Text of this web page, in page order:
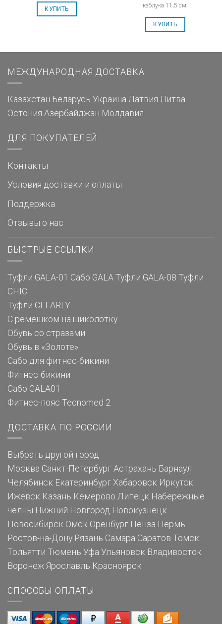
КУПИТЬ
каблука 11,5 см.
КУПИТЬ
МЕЖДУНАРОДНАЯ ДОСТАВКА
Казахстан Беларусь Украина Латвия Литва
Эстония Азербайджан Молдавия
ДЛЯ ПОКУПАТЕЛЕЙ
Контакты
Условия доставки и оплаты
Поддержка
Отзывы о нас
БЫСТРЫЕ ССЫЛКИ
Туфли GALA-01 Сабо GALA Туфли GALA-08 Туфли
CHIC
Туфли CLEARLY
С ремешком на щиколотку
Обувь со стразами
Обувь в «Золоте»
Сабо для фитнес-бикини
Фитнес-бикини
Сабо GALA01
Фитнес-пояс Tecnomed 2
ДОСТАВКА ПО РОССИИ
Выбрать другой город
Москва Санкт-Петербург Астрахань Барнаул
Челябинск Екатеринбург Хабаровск Иркутск
Ижевск Казань Кемерово Липецк Набережные
челны Нижний Новгород Новокузнецк
Новосибирск Омск Оренбург Пенза Пермь
Ростов-на-Дону Рязань Самара Саратов Томск
Тольятти Тюмень Уфа Ульяновск Владивосток
Воронеж Ярославль Красноярск
СПОСОБЫ ОПЛАТЫ